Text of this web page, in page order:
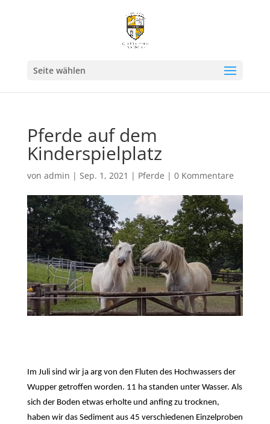
Seite wählen
Pferde auf dem
Kinderspielplatz
von admin | Sep. 1, 2021 | Pferde | 0 Kommentare
Im Juli sind wir ja arg von den Fluten des Hochwassers der
Wupper getroffen worden. 11 ha standen unter Wasser. Als
sich der Boden etwas erholte und anfing zu trocknen,
haben wir das Sediment aus 45 verschiedenen Einzelproben